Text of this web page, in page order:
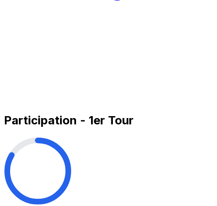
Participation - 1er Tour